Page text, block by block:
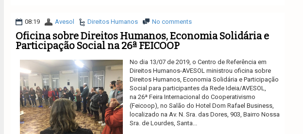
08:19 Avesol Direitos Humanos No comments
Oficina sobre Direitos Humanos, Economia Solidária e
Participação Social na 26ª FEICOOP
No dia 13/07 de 2019, o Centro de Referência em
Direitos Humanos-AVESOL ministrou oficina sobre
Direitos Humanos, Economia Solidária e Participação
Social para participantes da Rede Ideia/AVESOL,
na 26ª Feira Internacional do Cooperativismo
(Feicoop), no Salão do Hotel Dom Rafael Business,
localizado na Av. N. Sra. das Dores, 903, Bairro Nossa
Sra. de Lourdes, Santa...